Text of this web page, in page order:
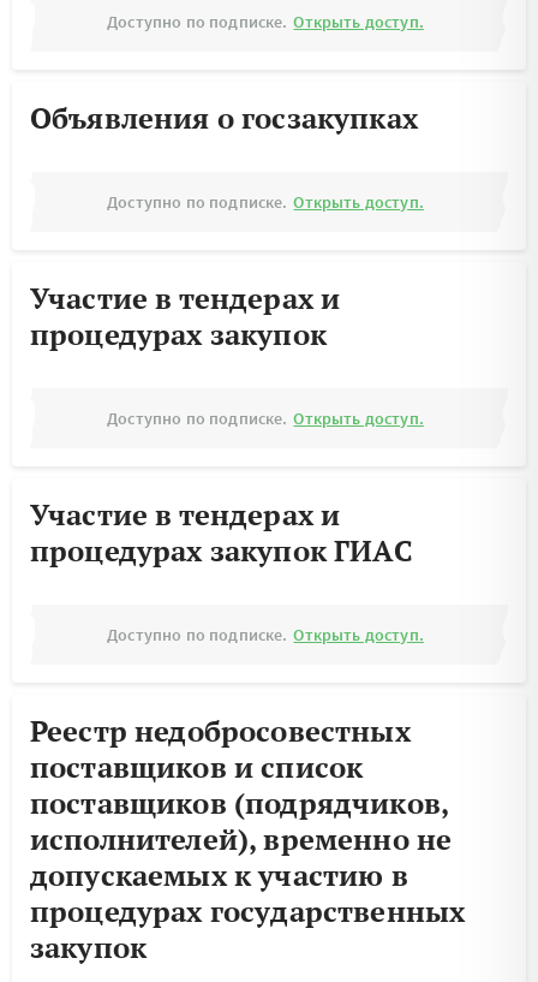
Доступно по подписке. Открыть доступ.
Объявления о госзакупках
Доступно по подписке. Открыть доступ.
Участие в тендерах и
процедурах закупок
Доступно по подписке. Открыть доступ.
Участие в тендерах и
процедурах закупок ГИАС
Доступно по подписке. Открыть доступ.
Реестр недобросовестных
поставщиков и список
поставщиков (подрядчиков,
исполнителей), временно не
допускаемых к участию в
процедурах государственных
закупок